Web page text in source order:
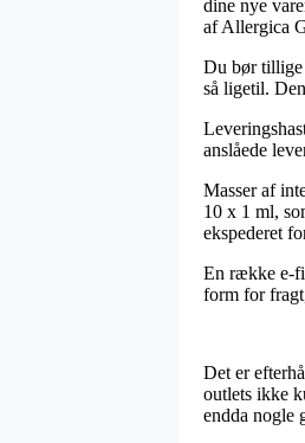
dine nye
af Allergica
Du bør tillige
så ligetil.
anslåede
Masser af
10 x 1 ml,
ekspederet
En række e-
form for
Det er
outlets ikke
endda nogle